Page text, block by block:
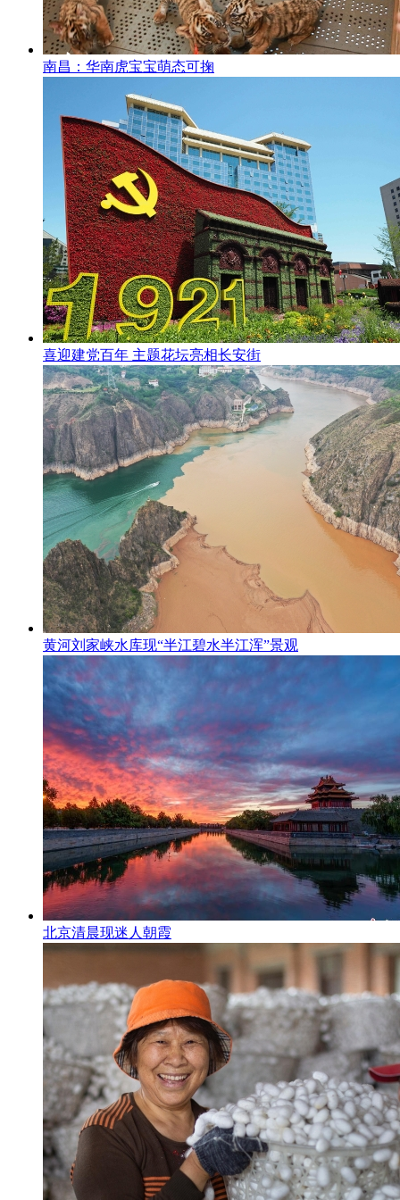
南昌：华南虎宝宝萌态可掬
喜迎建党百年 主题花坛亮相长安街
黄河刘家峡水库现“半江碧水半江浑”景观
北京清晨现迷人朝霞